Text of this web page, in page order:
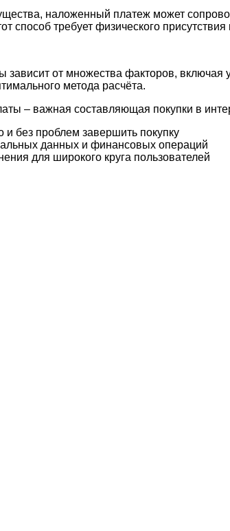
наложенный платеж может
способ требует физического
от множества факторов, включая
метода расчёта.
– важная составляющая покупки в
и без проблем завершить покупку
данных и финансовых операций
для широкого круга пользователей